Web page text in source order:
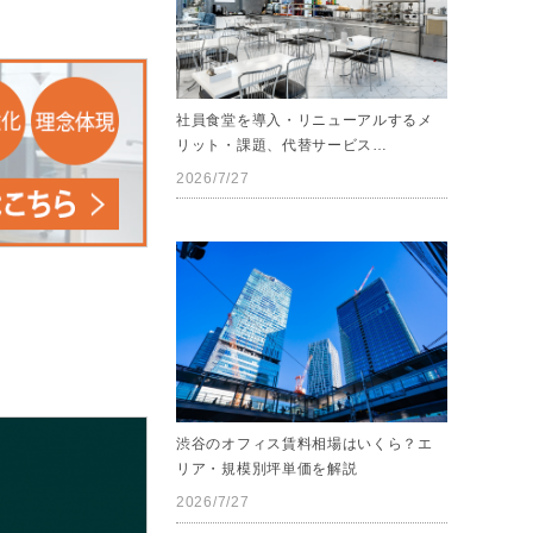
社員食堂を導入・リニューアルするメ
リット・課題、代替サービス…
2026/7/27
渋谷のオフィス賃料相場はいくら？エ
リア・規模別坪単価を解説
2026/7/27